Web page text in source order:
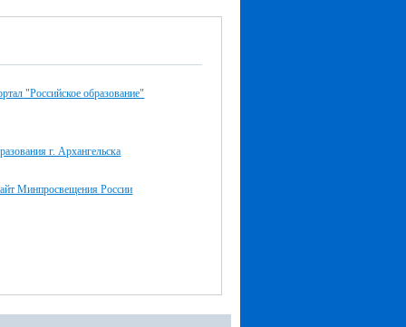
"Российское образование"
г. Архангельска
Минпросвещения России